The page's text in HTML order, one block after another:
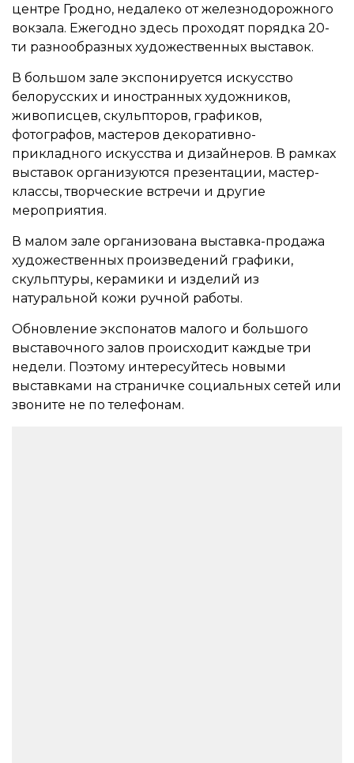
центре Гродно, недалеко от железнодорожного
вокзала. Ежегодно здесь проходят порядка 20-
ти разнообразных художественных выставок.
В большом зале экспонируется искусство
белорусских и иностранных художников,
живописцев, скульпторов, графиков,
фотографов, мастеров декоративно-
прикладного искусства и дизайнеров. В рамках
выставок организуются презентации, мастер-
классы, творческие встречи и другие
мероприятия.
В малом зале организована выставка-продажа
художественных произведений графики,
скульптуры, керамики и изделий из
натуральной кожи ручной работы.
Обновление экспонатов малого и большого
выставочного залов происходит каждые три
недели. Поэтому интересуйтесь новыми
выставками на страничке социальных сетей или
звоните не по телефонам.